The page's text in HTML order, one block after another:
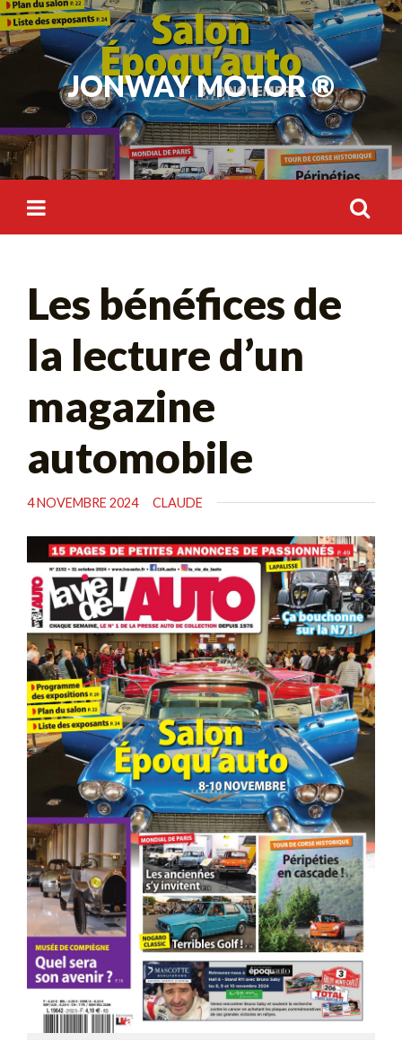
Skip
to
content
JONWAY MOTOR ®
Les bénéfices de
la lecture d’un
magazine
automobile
4 NOVEMBRE 2024 CLAUDE